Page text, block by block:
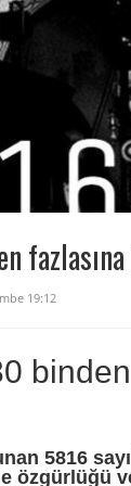
19:12
5816
özgürlüğü